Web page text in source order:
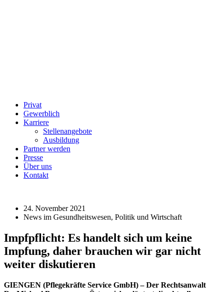
Privat
Gewerblich
Karriere
Stellenangebote
Ausbildung
Partner werden
Presse
Über uns
Kontakt
24. November 2021
News im Gesundheitswesen, Politik und Wirtschaft
Impfpflicht: Es handelt sich um keine
Impfung, daher brauchen wir gar nicht
weiter diskutieren
GIENGEN (Pflegekräfte Service GmbH) – Der Rechtsanwalt